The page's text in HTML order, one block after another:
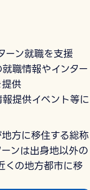
ーン就職を⽀援
職情報やインター
供
提供イベント等に
方に移住する総称
ンは出身地以外の
くの地方都市に移